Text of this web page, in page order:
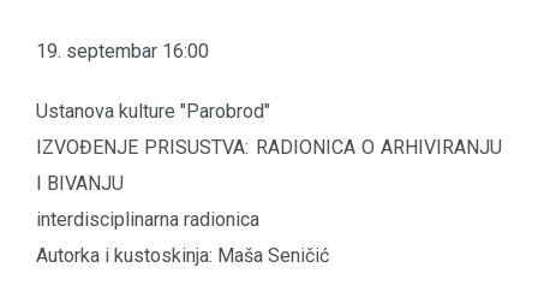
19. septembar 16:00
Ustanova kulture "Parobrod"
IZVOĐENJE PRISUSTVA: RADIONICA O ARHIVIRANJU
I BIVANJU
interdisciplinarna radionica
Autorka i kustoskinja: Maša Seničić